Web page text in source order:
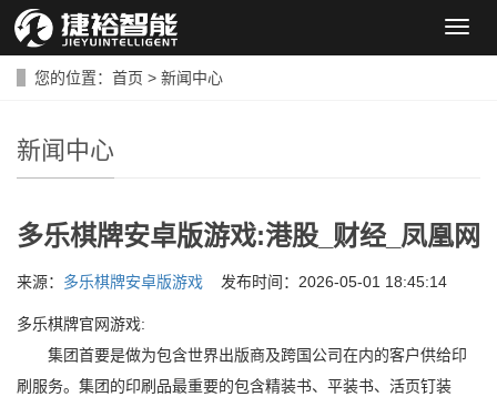
导
您的位置： 首页 > 新闻中心
新闻中心
多乐棋牌安卓版游戏:港股_财经_凤凰网
来源： 多乐棋牌安卓版游戏 发布时间：2026-05-01 18:45:14
多乐棋牌官网游戏:
集团首要是做为包含世界出版商及跨国公司在内的客户供给印
刷服务。集团的印刷品最重要的包含精装书、平装书、活页钉装